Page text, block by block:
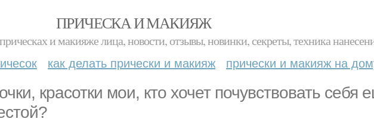
ПРИЧЕСКА И МАКИЯЖ
и макияже лица, новости, отзывы, новинки, секреты, техника
как делать прически и макияж прически и макияж на
красотки мои, кто хочет почувствовать себя